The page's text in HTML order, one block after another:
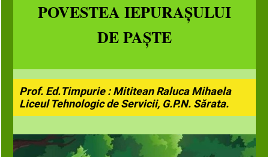
POVESTEA IEPURAȘULUI
DE PAȘTE
Prof. Ed.Timpurie : Mititean Raluca Mihaela
Liceul Tehnologic de Servicii, G.P.N. Sărata.